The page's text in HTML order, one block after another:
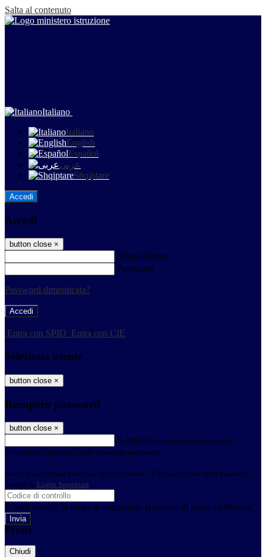
Salta al contenuto
Italiano
Italiano
English
Español
عربى
Shqiptare
Accedi
Accedi
button close ×
Nome Utente
Password
Password dimenticata?
-
Entra con SPID Entra con CIE
Seleziona utente
button close ×
Recupero password
button close ×
E-mail Verrà inviato un messaggio
all'indirizzo indicato con le istruzioni necessarie.
Non hai una e-mail associata al nome utente? Effettua il reset della password
tramite la Login Spaggiari
E-mail inviata, si prega di controllare la casella di posta elettronica!
Errore
Chiudi